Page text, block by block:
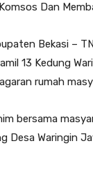
Dan
Bekasi –
13 Kedung
rumah
bersama
Desa Waringin